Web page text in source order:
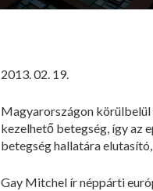
2013. 02. 19.
Magyarországon körülbelül
kezelhető betegség, így az
betegség hallatára
Gay Mitchel ír néppárti